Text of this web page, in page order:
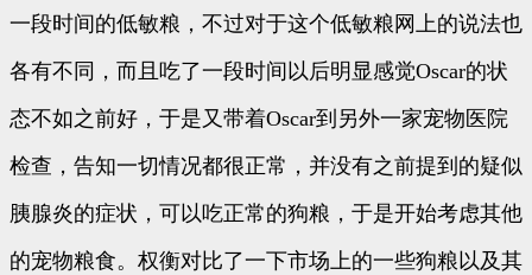
一段时间的低敏粮，不过对于这个低敏粮网上的说法也
各有不同，而且吃了一段时间以后明显感觉Oscar的状
态不如之前好，于是又带着Oscar到另外一家宠物医院
检查，告知一切情况都很正常，并没有之前提到的疑似
胰腺炎的症状，可以吃正常的狗粮，于是开始考虑其他
的宠物粮食。权衡对比了一下市场上的一些狗粮以及其